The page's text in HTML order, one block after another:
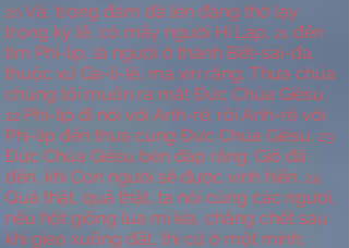
20 Vả, trong đám đã lên đặng thờ lạy
trong kỳ lễ, có mấy người Hi Lạp, 21 đến
tìm Phi-líp, là người ở thành Bết-sai-đa,
thuộc xứ Ga-li-lê, mà xin rằng: Thưa chúa
chúng tôi muốn ra mắt Đức Chúa Giêsu.
22 Phi-líp đi nói với Anh-rê; rồi Anh-rê với
Phi-líp đến thưa cùng Đức Chúa Giêsu. 23
Đức Chúa Giêsu bèn đáp rằng: Giờ đã
đến, khi Con người sẽ được vinh hiển. 24
Quả thật, quả thật, ta nói cùng các ngươi,
nếu hột giống lúa mì kia, chẳng chết sau
khi gieo xuống đất, thì cứ ở một mình;